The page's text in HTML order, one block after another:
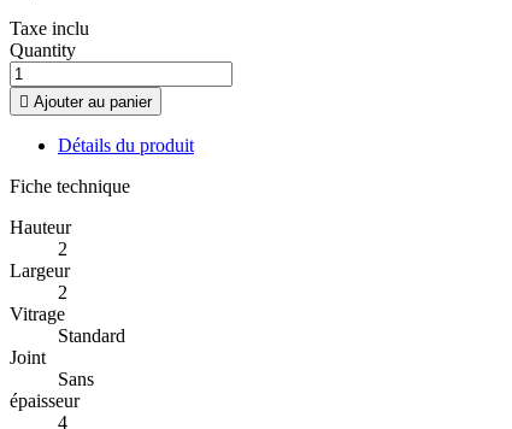
Taxe inclu
Quantity
 Ajouter au panier
Détails du produit
Fiche technique
Hauteur
2
Largeur
2
Vitrage
Standard
Joint
Sans
épaisseur
4